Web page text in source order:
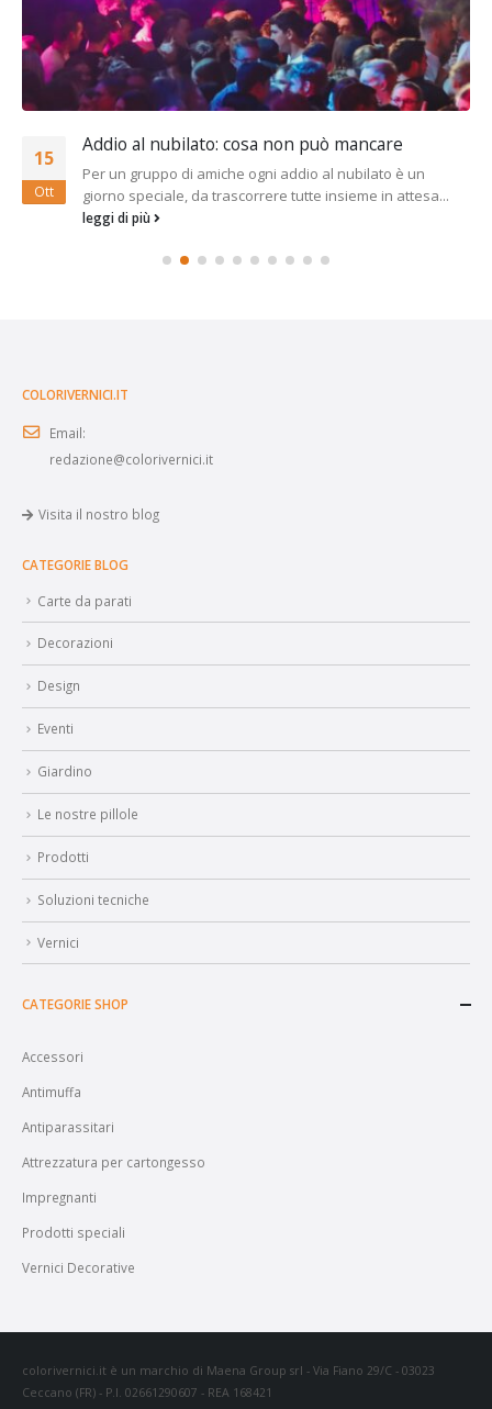
15
Ott
Addio al nubilato: cosa non può mancare
Per un gruppo di amiche ogni addio al nubilato è un
giorno speciale, da trascorrere tutte insieme in attesa...
leggi di più
COLORIVERNICI.IT
Email:
redazione@colorivernici.it
Visita il nostro blog
CATEGORIE BLOG
Carte da parati
Decorazioni
Design
Eventi
Giardino
Le nostre pillole
Prodotti
Soluzioni tecniche
Vernici
CATEGORIE SHOP
Accessori
Antimuffa
Antiparassitari
Attrezzatura per cartongesso
Impregnanti
Prodotti speciali
Vernici Decorative
colorivernici.it è un marchio di Maena Group srl - Via Fiano 29/C - 03023
Ceccano (FR) - P.I. 02661290607 - REA 168421